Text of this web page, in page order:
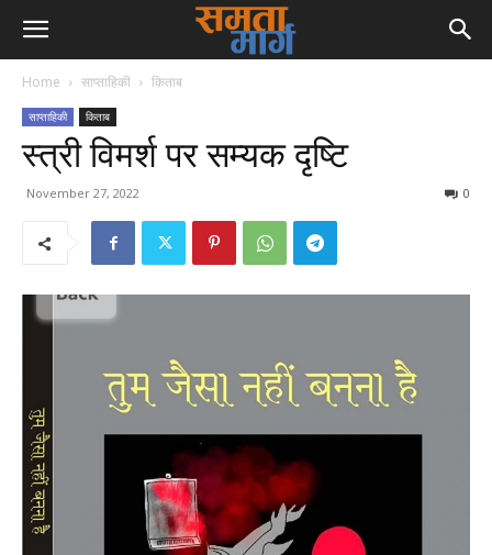
Home साप्ताहिकी किताब
साप्ताहिकी किताब
स्त्री विमर्श पर सम्यक दृष्टि
November 27, 2022 0